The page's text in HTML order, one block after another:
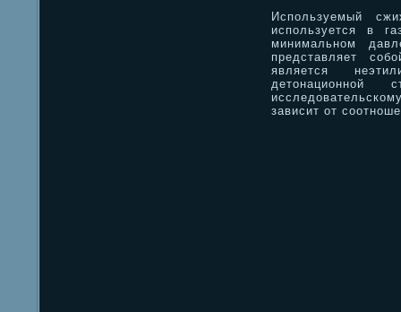
Используемый
используется в
минимальном
представляет
является
детонационной
зависит от